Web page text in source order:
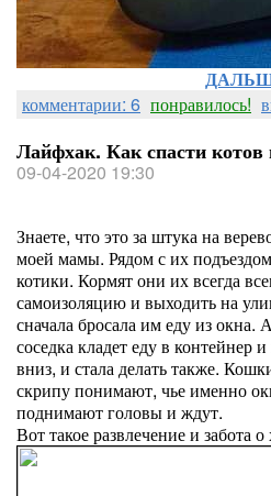
комментарии: 6 понравилось!
Лайфхак. Как спасти котов
09-04-2020 19:30
Знаете, что это за штука на
моей мамы. Рядом с их
котики. Кормят они их всегда
самоизоляцию и выходить на
сначала бросала им еду из окна.
соседка кладет еду в контейнер
вниз, и стала делать также.
скрипу понимают, чье именно
поднимают головы и ждут.
Вот такое развлечение и забота